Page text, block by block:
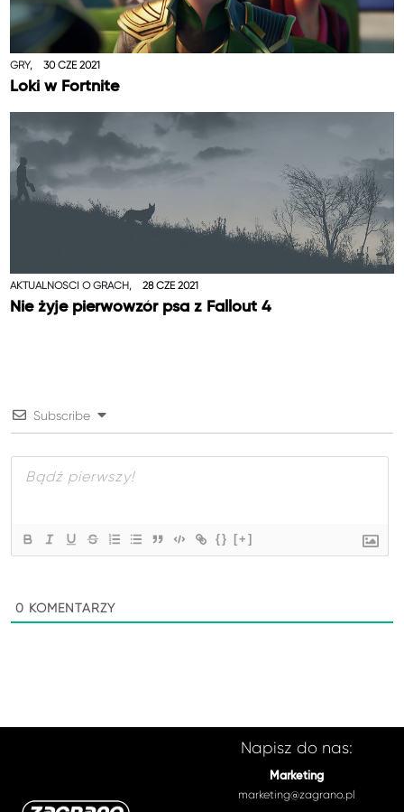
GRY, 30 CZE 2021
Loki w Fortnite
AKTUALNOŚCI O GRACH, 28 CZE 2021
Nie żyje pierwowzór psa z Fallout 4
Subscribe
{} [+]
0 KOMENTARZY
Napisz do nas:
Marketing
marketing@zagrano.pl